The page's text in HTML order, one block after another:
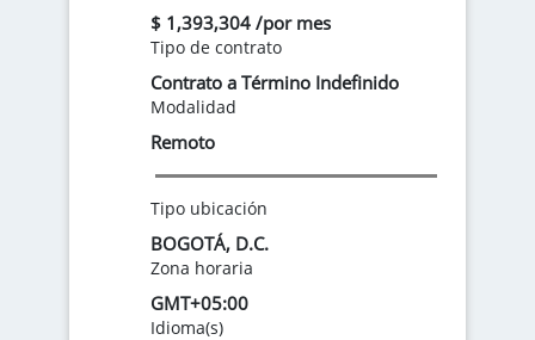
$ 1,393,304 /por mes
Tipo de contrato
Contrato a Término Indefinido
Modalidad
Remoto
Tipo ubicación
BOGOTÁ, D.C.
Zona horaria
GMT+05:00
Idioma(s)